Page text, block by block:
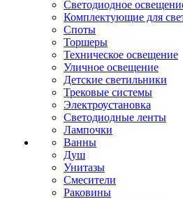
Светодиодное
Комплектующие для
Споты
Торшеры
Техническое освещение
Уличное освещение
Детские светильники
Трековые системы
Электроустановка
Светодиодные ленты
Лампочки
Ванны
Душ
Унитазы
Смесители
Раковины